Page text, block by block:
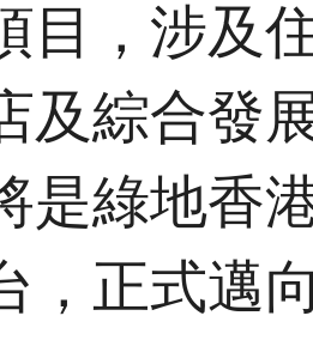
目，涉及
及綜合發
是綠地香
，正式邁